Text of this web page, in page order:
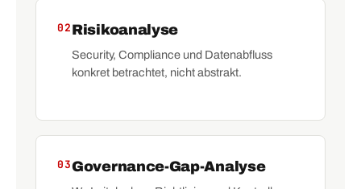
02Risikoanalyse
Security, Compliance und Datenabfluss
konkret betrachtet, nicht abstrakt.
03Governance-Gap-Analyse